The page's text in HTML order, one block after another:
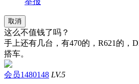
取消
这么不值钱了吗？
手上还有几台，有470的，R621的，
搭车。
会员1480148 LV.5